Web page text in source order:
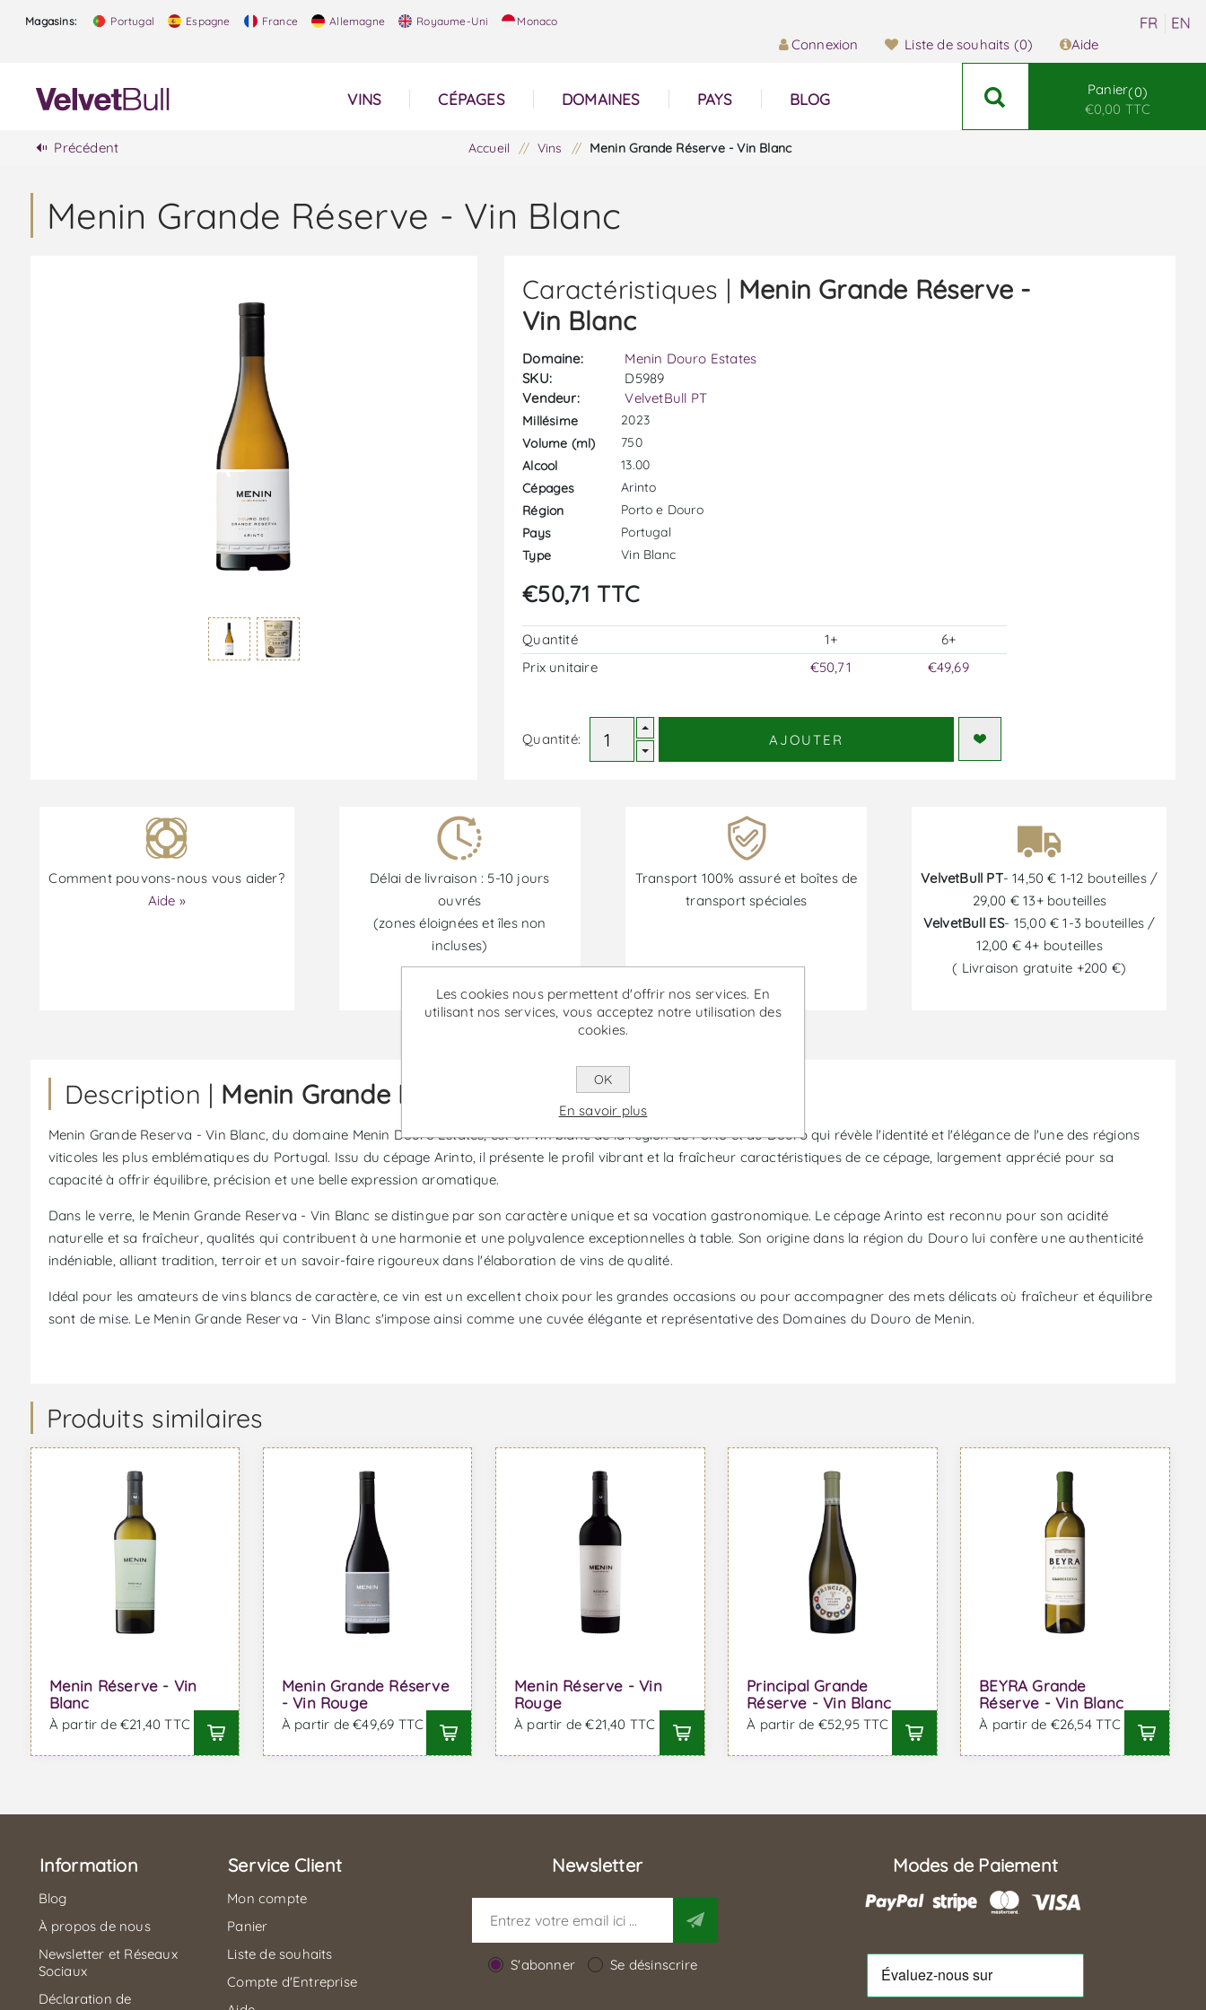
Magasins: Portugal Espagne France Allemagne Royaume-Uni Monaco
Connexion Liste de souhaits (0) Aide
VINS CÉPAGES DOMAINES PAYS BLOG
Panier 0
€0,00 TTC
Précédent Accueil / Vins / Menin Grande Réserve - Vin Blanc
Menin Grande Réserve - Vin Blanc
Caractéristiques | Menin Grande Réserve -
Vin Blanc
Domaine:
Menin Douro Estates
SKU:
D5989
Vendeur:
VelvetBull PT
Millésime
2023
Volume (ml)
750
Alcool
13.00
Cépages
Arinto
Région
Porto e Douro
Pays
Portugal
Type
Vin Blanc
€50,71 TTC
Quantité 1+
6+
Prix ​​unitaire
€50,71 €49,69
Quantité: AJOUTER
Comment pouvons-nous vous aider?
Aide »
Délai de livraison : 5-10 jours
ouvrés
(zones éloignées et îles non
incluses)
Transport 100% assuré et boîtes de
transport spéciales
VelvetBull PT- 14,50 € 1-12 bouteilles /
29,00 € 13+ bouteilles
VelvetBull ES- 15,00 € 1-3 bouteilles /
12,00 € 4+ bouteilles
( Livraison gratuite +200 €)
Les promotions sont disponibles du 30/06/2026 au 30/09/2026
Description | Menin Grande Réserve - Vin Blanc
Menin Grande Reserva - Vin Blanc, du domaine Menin Douro Estates, est un vin blanc de la région de Porto et du Douro qui révèle l'identité et l'élégance de l'une des régions
viticoles les plus emblématiques du Portugal. Issu du cépage Arinto, il présente le profil vibrant et la fraîcheur caractéristiques de ce cépage, largement apprécié pour sa
capacité à offrir équilibre, précision et une belle expression aromatique.
Dans le verre, le Menin Grande Reserva - Vin Blanc se distingue par son caractère unique et sa vocation gastronomique. Le cépage Arinto est reconnu pour son acidité
naturelle et sa fraîcheur, qualités qui contribuent à une harmonie et une polyvalence exceptionnelles à table. Son origine dans la région du Douro lui confère une authenticité
indéniable, alliant tradition, terroir et un savoir-faire rigoureux dans l'élaboration de vins de qualité.
Idéal pour les amateurs de vins blancs de caractère, ce vin est un excellent choix pour les grandes occasions ou pour accompagner des mets délicats où fraîcheur et équilibre
sont de mise. Le Menin Grande Reserva - Vin Blanc s'impose ainsi comme une cuvée élégante et représentative des Domaines du Douro de Menin.
Produits similaires
Menin Réserve - Vin
Blanc
À partir de €21,40 TTC
Menin Grande Réserve
- Vin Rouge
À partir de €49,69 TTC
Menin Réserve - Vin
Rouge
À partir de €21,40 TTC
Principal Grande
Réserve - Vin Blanc
À partir de €52,95 TTC
BEYRA Grande
Réserve - Vin Blanc
À partir de €26,54 TTC
Information
Blog
À propos de nous
Newsletter et Réseaux
Sociaux
Déclaration de
Service Client
Mon compte
Panier
Liste de souhaits
Compte d'Entreprise
Newsletter
S'abonner Se désinscrire
Modes de Paiement
Les cookies nous permettent d'offrir nos services. En
utilisant nos services, vous acceptez notre utilisation des
cookies.
OK
En savoir plus